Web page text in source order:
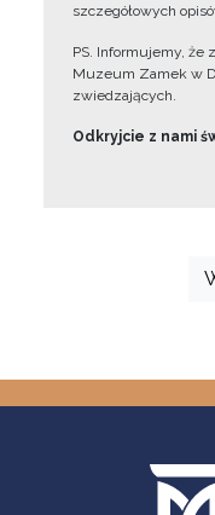
szczegółowych
PS. Informujemy, że
Muzeum Zamek w
zwiedzających.
Odkryjcie z nami